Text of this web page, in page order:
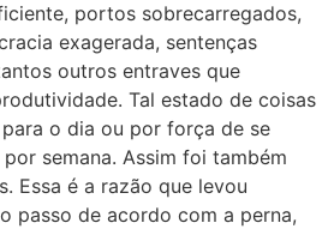
portos sobrecarregados,
exagerada, sentenças
outros entraves que
Tal estado de coisas
o dia ou por força de se
semana. Assim foi também
Essa é a razão que levou
passo de acordo com a perna,